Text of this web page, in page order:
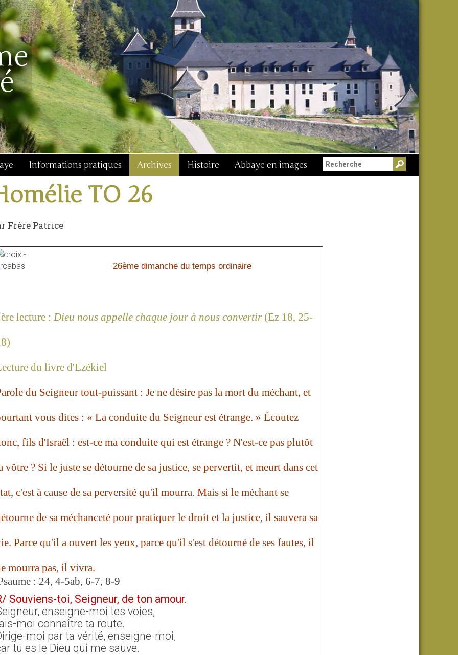
Informations pratiques Archives Histoire Abbaye en images
TO 26
Frère Patrice
26ème dimanche du temps ordinaire
lecture : Dieu nous appelle chaque jour à nous convertir (Ez 18, 25-
du livre d'Ezékiel
du Seigneur tout-puissant : Je ne désire pas la mort du méchant, et
vous dites : « La conduite du Seigneur est étrange. » Écoutez
fils d'Israël : est-ce ma conduite qui est étrange ? N'est-ce pas plutôt
vôtre ? Si le juste se détourne de sa justice, se pervertit, et meurt dans cet
c'est à cause de sa perversité qu'il mourra. Mais si le méchant se
de sa méchanceté pour pratiquer le droit et la justice, il sauvera sa
Parce qu'il a ouvert les yeux, parce qu'il s'est détourné de ses fautes, il
mourra pas, il vivra.
: 24, 4-5ab, 6-7, 8-9
Souviens-toi, Seigneur, de ton amour.
enseigne-moi tes voies,
moi connaître ta route.
moi par ta vérité, enseigne-moi,
tu es le Dieu qui me sauve.